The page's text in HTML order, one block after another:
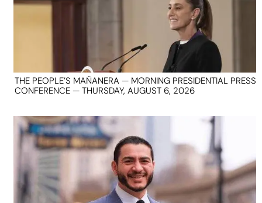
THE PEOPLE’S MAÑANERA — MORNING PRESIDENTIAL PRESS
CONFERENCE — THURSDAY, AUGUST 6, 2026